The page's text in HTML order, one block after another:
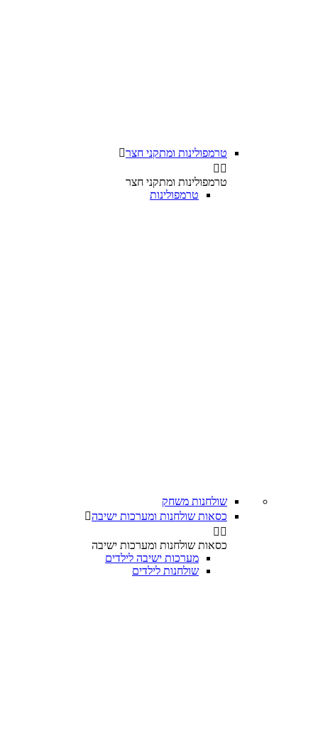
טרמפולינות ומתקני חצר
 
טרמפולינות ומתקני חצר
טרמפולינות
שולחנות משחק
כסאות שולחנות ומערכות ישיבה
 
כסאות שולחנות ומערכות ישיבה
מערכות ישיבה לילדים
שולחנות לילדים